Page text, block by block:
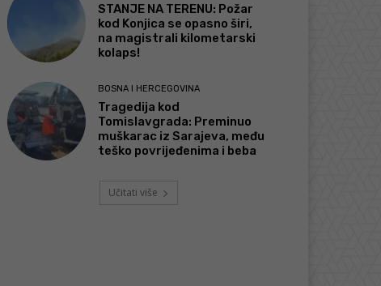
STANJE NA TERENU: Požar
kod Konjica se opasno širi,
na magistrali kilometarski
kolaps!
BOSNA I HERCEGOVINA
Tragedija kod
Tomislavgrada: Preminuo
muškarac iz Sarajeva, među
teško povrijeđenima i beba
Učitati više